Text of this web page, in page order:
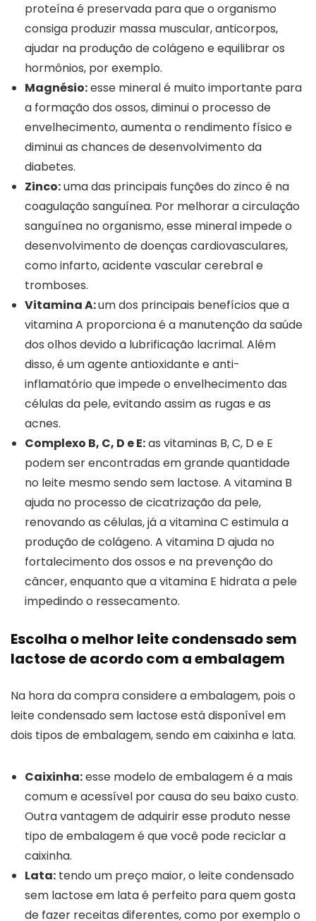
proteína é preservada para que o organismo
consiga produzir massa muscular, anticorpos,
ajudar na produção de colágeno e equilibrar os
hormônios, por exemplo.
Magnésio:esse mineral é muito importante para
a formação dos ossos, diminui o processo de
envelhecimento, aumenta o rendimento físico e
diminui as chances de desenvolvimento da
diabetes.
Zinco:uma das principais funções do zinco é na
coagulação sanguínea. Por melhorar a circulação
sanguínea no organismo, esse mineral impede o
desenvolvimento de doenças cardiovasculares,
como infarto, acidente vascular cerebral e
tromboses.
Vitamina A:um dos principais benefícios que a
vitamina A proporciona é a manutenção da saúde
dos olhos devido a lubrificação lacrimal. Além
disso, é um agente antioxidante e anti-
inflamatório que impede o envelhecimento das
células da pele, evitando assim as rugas e as
acnes.
Complexo B, C, D e E:as vitaminas B, C, D e E
podem ser encontradas em grande quantidade
no leite mesmo sendo sem lactose. A vitamina B
ajuda no processo de cicatrização da pele,
renovando as células, já a vitamina C estimula a
produção de colágeno. A vitamina D ajuda no
fortalecimento dos ossos e na prevenção do
câncer, enquanto que a vitamina E hidrata a pele
impedindo o ressecamento.
Escolha o melhor leite condensado sem
lactose de acordo com a embalagem
Na hora da compra considere a embalagem, pois o
leite condensado sem lactose está disponível em
dois tipos de embalagem, sendo em caixinha e lata.
Caixinha:esse modelo de embalagem é a mais
comum e acessível por causa do seu baixo custo.
Outra vantagem de adquirir esse produto nesse
tipo de embalagem é que você pode reciclar a
caixinha.
Lata: tendo um preço maior, o leite condensado
sem lactose em lata é perfeito para quem gosta
de fazer receitas diferentes, como por exemplo o